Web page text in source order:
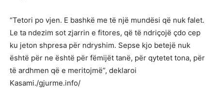
“Tetori po vjen. E bashkë me të një mundësi që nuk falet.
Le ta ndezim sot zjarrin e fitores, që të ndriçojë çdo cep
ku jeton shpresa për ndryshim. Sepse kjo betejë nuk
është për ne është për fëmijët tanë, për qytetet tona, për
të ardhmen që e meritojmë”, deklaroi
Kasami./gjurme.info/